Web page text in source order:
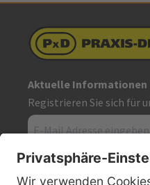
Aktuelle Informationen
Registrieren Sie sich für
Kontakt